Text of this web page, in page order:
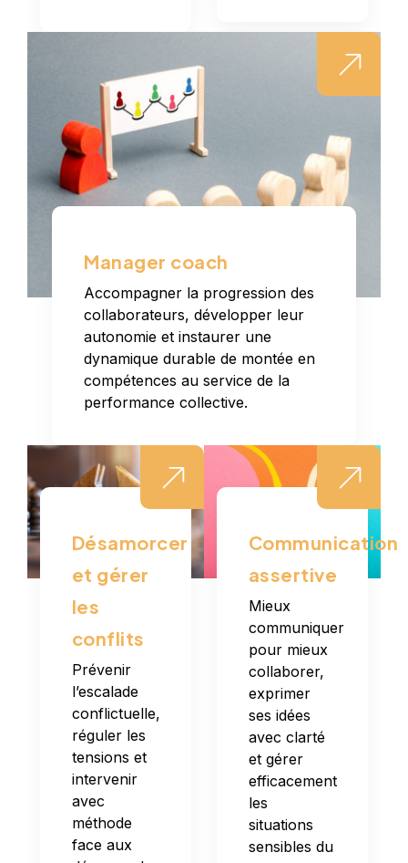
Manager coach
Accompagner la progression des
collaborateurs, développer leur
autonomie et instaurer une
dynamique durable de montée en
compétences au service de la
performance collective.
Désamorcer
et gérer
les
conflits
Prévenir
l’escalade
conflictuelle,
réguler les
tensions et
intervenir
avec
méthode
face aux
Communication
assertive
Mieux
communiquer
pour mieux
collaborer,
exprimer
ses idées
avec clarté
et gérer
efficacement
les
situations
sensibles du